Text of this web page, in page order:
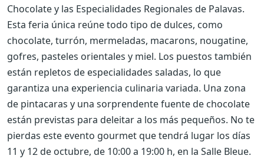
Chocolate y las Especialidades Regionales de Palavas.
Esta feria única reúne todo tipo de dulces, como
chocolate, turrón, mermeladas, macarons, nougatine,
gofres, pasteles orientales y miel. Los puestos también
están repletos de especialidades saladas, lo que
garantiza una experiencia culinaria variada. Una zona
de pintacaras y una sorprendente fuente de chocolate
están previstas para deleitar a los más pequeños. No te
pierdas este evento gourmet que tendrá lugar los días
11 y 12 de octubre, de 10:00 a 19:00 h, en la Salle Bleue.